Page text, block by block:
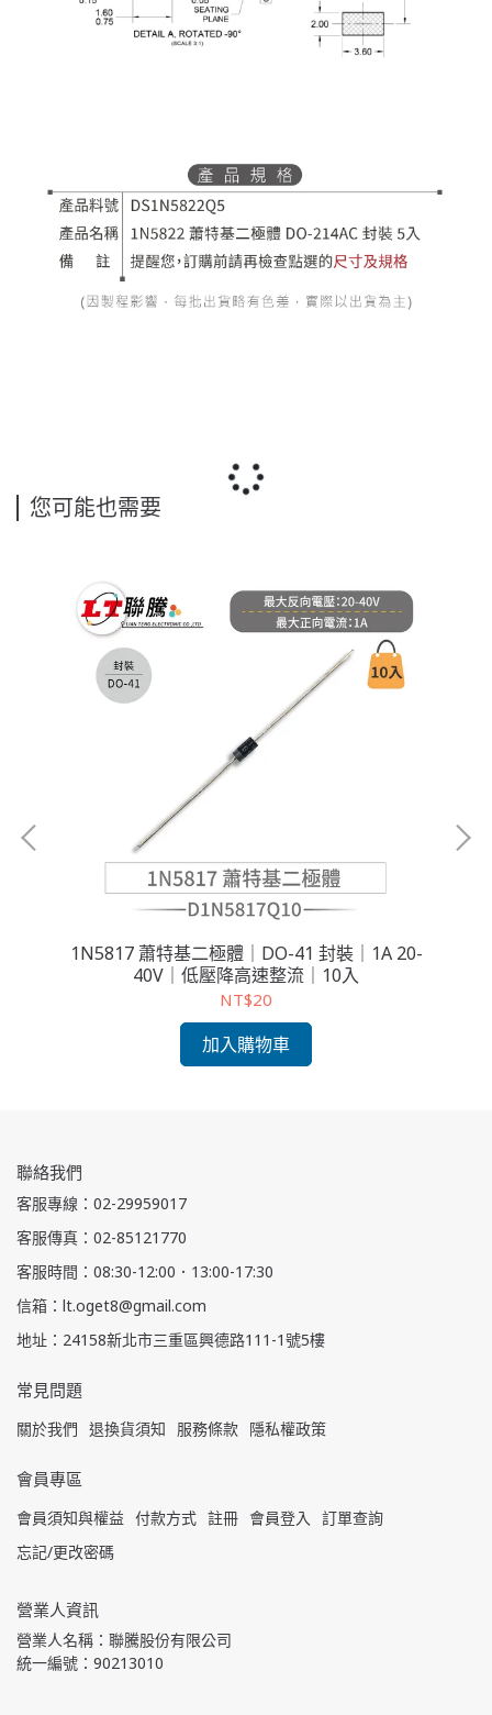
您可能也需要
1N5817 蕭特基二極體｜DO-41 封裝｜1A 20-
40V｜低壓降高速整流｜10入
NT$20
加入購物車
聯絡我們
客服專線：02-29959017
客服傳真：02-85121770
客服時間：08:30-12:00．13:00-17:30
信箱：lt.oget8@gmail.com
地址：24158新北市三重區興德路111-1號5樓
常見問題
關於我們 退換貨須知 服務條款 隱私權政策
會員專區
會員須知與權益 付款方式 註冊 會員登入
訂單查詢
忘記/更改密碼
營業人資訊
營業人名稱：聯騰股份有限公司
統一編號：90213010